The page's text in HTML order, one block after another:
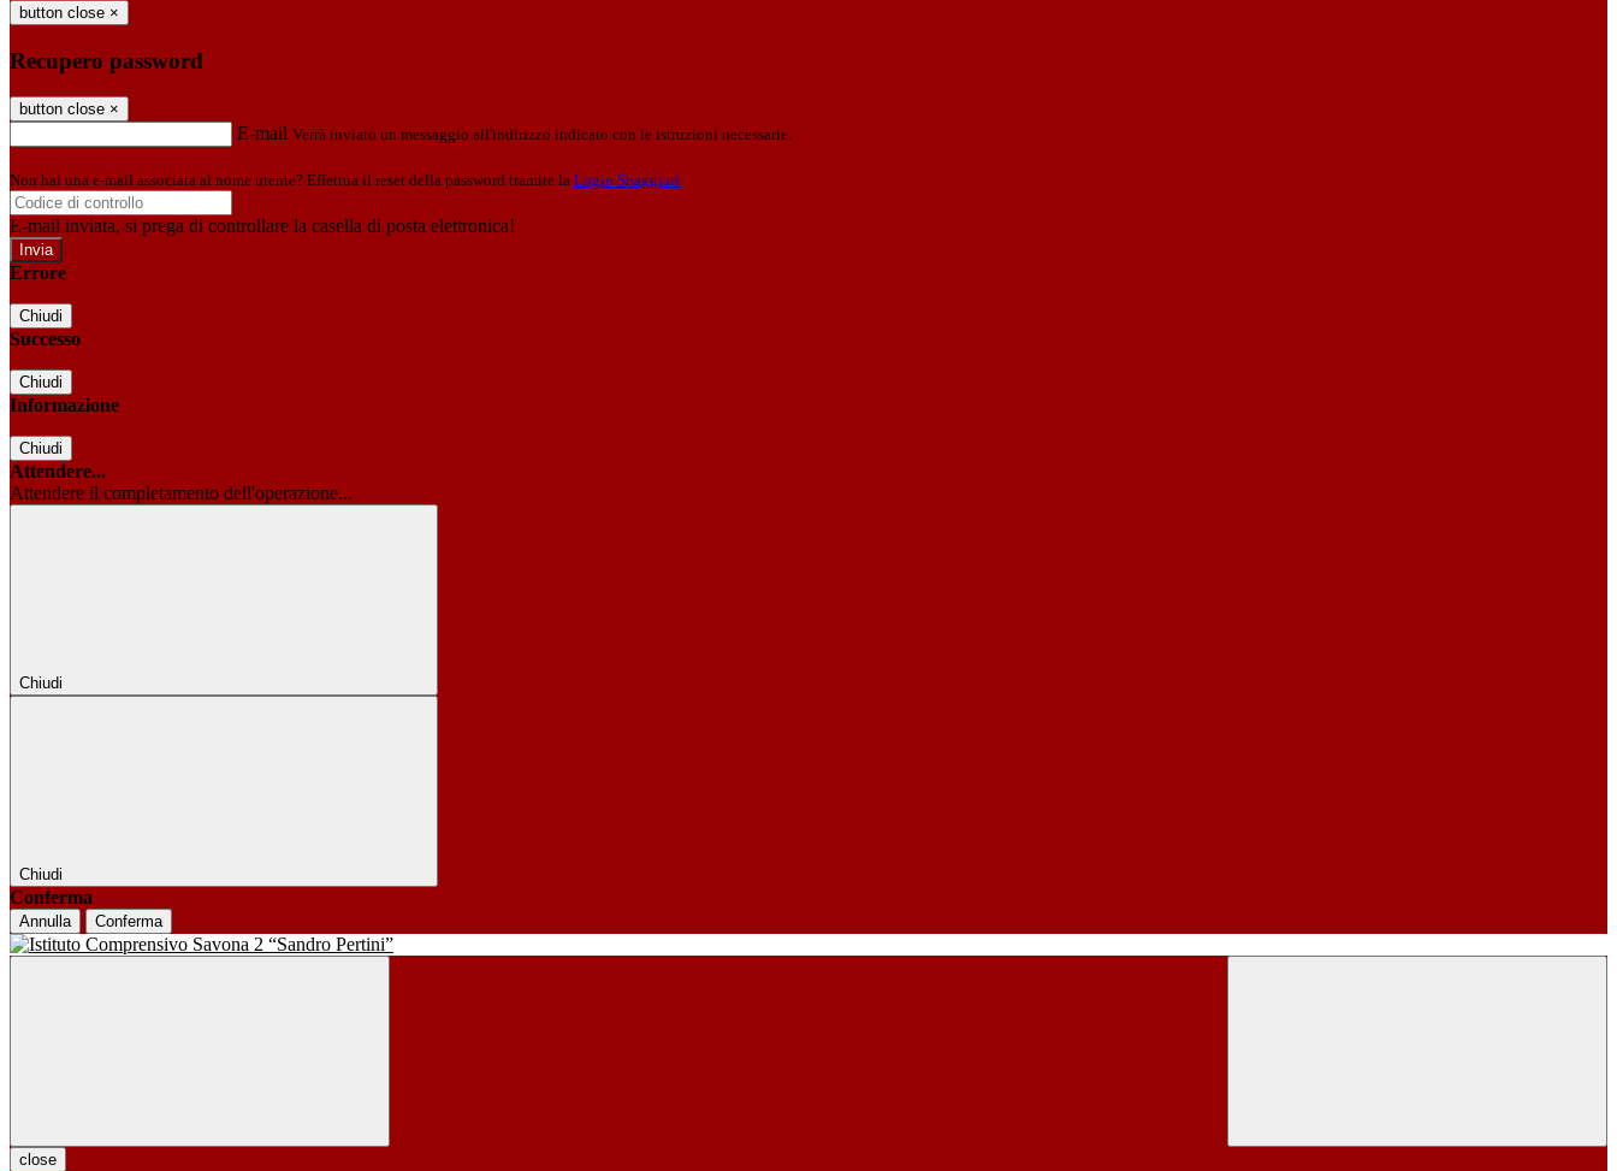
button close ×
Recupero password
button close ×
E-mail Verrà inviato un messaggio all'indirizzo indicato con le istruzioni necessarie.
Non hai una e-mail associata al nome utente? Effettua il reset della password tramite la Login Spaggiari
E-mail inviata, si prega di controllare la casella di posta elettronica!
Errore
Chiudi
Successo
Chiudi
Informazione
Chiudi
Attendere...
Attendere il completamento dell'operazione...
Chiudi
Chiudi
Conferma
Annulla Conferma
close